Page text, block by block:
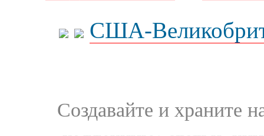
США-
Создавайте и храните